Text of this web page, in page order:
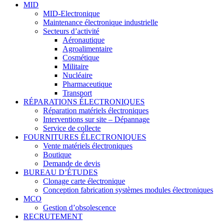
MID
MID-Electronique
Maintenance électronique industrielle
Secteurs d’activité
Aéronautique
Agroalimentaire
Cosmétique
Militaire
Nucléaire
Pharmaceutique
Transport
RÉPARATIONS ÉLECTRONIQUES
Réparation matériels électroniques
Interventions sur site – Dépannage
Service de collecte
FOURNITURES ÉLECTRONIQUES
Vente matériels électroniques
Boutique
Demande de devis
BUREAU D’ÉTUDES
Clonage carte électronique
Conception fabrication systèmes modules électroniques
MCO
Gestion d’obsolescence
RECRUTEMENT